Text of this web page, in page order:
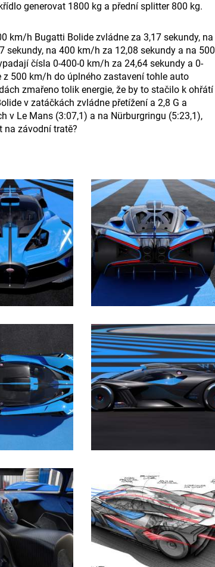
generovat 1800 kg a přední splitter 800 kg.
km/h Bugatti Bolide zvládne za 3,17 sekundy, na
na 400 km/h za 12,08 sekundy a na 500
čísla 0-400-0 km/h za 24,64 sekundy a 0-
z 500 km/h do úplného zastavení tohle auto
zmařeno tolik energie, že by to stačilo k ohřátí
v zatáčkách zvládne přetížení a 2,8 G a
v Le Mans (3:07,1) a na Nürburgringu (5:23,1),
na závodní tratě?